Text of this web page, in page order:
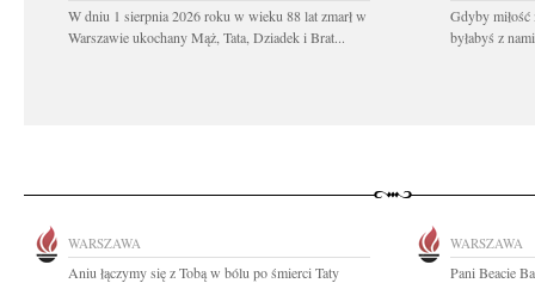
W dniu 1 sierpnia 2026 roku w wieku 88 lat zmarł w
Warszawie ukochany Mąż, Tata, Dziadek i Brat...
Gdyby miłość
byłabyś z
WARSZAWA
Aniu łączymy się z Tobą w bólu po śmierci Taty
WARSZAWA
Pani Beacie